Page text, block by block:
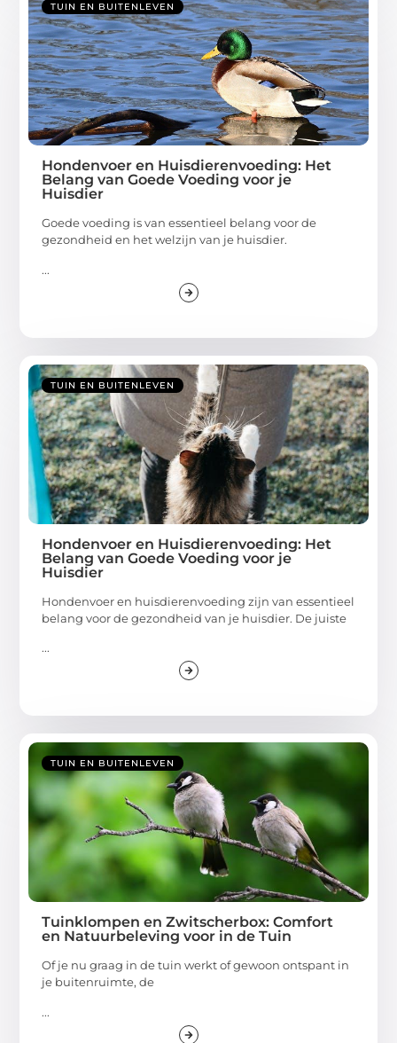
TUIN EN BUITENLEVEN
Hondenvoer en Huisdierenvoeding: Het
Belang van Goede Voeding voor je
Huisdier
Goede voeding is van essentieel belang voor de
gezondheid en het welzijn van je huisdier.
...
TUIN EN BUITENLEVEN
Hondenvoer en Huisdierenvoeding: Het
Belang van Goede Voeding voor je
Huisdier
Hondenvoer en huisdierenvoeding zijn van essentieel
belang voor de gezondheid van je huisdier. De juiste
...
TUIN EN BUITENLEVEN
Tuinklompen en Zwitscherbox: Comfort
en Natuurbeleving voor in de Tuin
Of je nu graag in de tuin werkt of gewoon ontspant in
je buitenruimte, de
...